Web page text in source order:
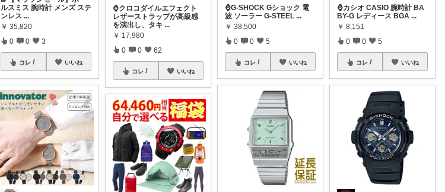
ルスミス 腕時計 メンズ ステ
ンレス...
￥ 35,820
0 0 3
コレ いいね
⌚クロコダイルエフェクト
レザーストラップが高級感
を演出し、タキ ...
￥ 17,980
0 0 62
コレ いいね
⌚G-SHOCK Gショック 電
波 ソーラー G-STEEL...
￥ 38,500
0 0 5
コレ いいね
⌚カシオ CASIO 腕時計 BA
BY-G レディース BGA ...
￥ 8,151
0 0 5
コレ いいね